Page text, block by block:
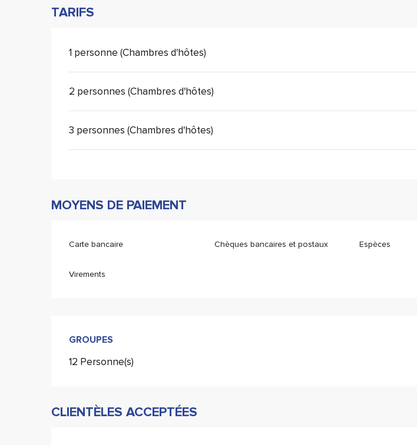
TARIFS
1 personne (Chambres d'hôtes)
2 personnes (Chambres d'hôtes)
3 personnes (Chambres d'hôtes)
MOYENS DE PAIEMENT
Carte bancaire Chèques bancaires et postaux Espèces
Virements
GROUPES
GROUPES
12 Personne(s)
CLIENTÈLES ACCEPTÉES